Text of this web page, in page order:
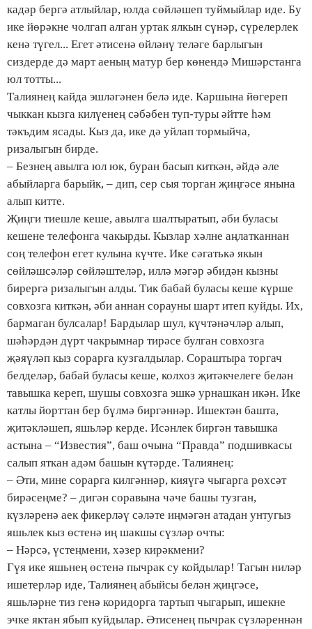
кадәр бергә атлыйлар, юлда сөйләшеп туймыйлар иде. Бу
ике йөрәкне чолгап алган уртак ялкын сүнәр, сүрелерлек
кенә түгел... Егет әтисенә өйләнү теләге барлыгын
сиздерде дә март аеның матур бер көнендә Мишәрстанга
юл тотты...
Талиянең кайда эшләгәнен белә иде. Каршына йөгереп
чыккан кызга килүенең сәбәбен туп-туры әйтте һәм
тәкъдим ясады. Кыз да, ике дә уйлап тормыйча,
ризалыгын бирде.
– Безнең авылга юл юк, буран басып киткән, әйдә әле
абыйларга барыйк, – дип, сер сыя торган җиңгәсе янына
алып китте.
Җиңги тиешле кеше, авылга шалтыратып, әби буласы
кешене телефонга чакырды. Кызлар хәлне аңлатканнан
соң телефон егет кулына күчте. Ике сәгатькә якын
сөйләшсәләр сөйләштеләр, иллә мәгәр әбидән кызны
бирергә ризалыгын алды. Тик бабай буласы кеше күрше
совхозга киткән, әби аннан сорауны шарт итеп куйды. Их,
бармаган булсалар! Бардылар шул, күчтәнәчләр алып,
шәһәрдән дүрт чакрымнар тирәсе булган совхозга
җәяүләп кыз сорарга кузгалдылар. Сораштыра торгач
белделәр, бабай буласы кеше, колхоз җитәкчелеге белән
тавышка кереп, шушы совхозга эшкә урнашкан икән. Ике
катлы йорттан бер бүлмә биргәннәр. Ишектән башта,
җитәкләшеп, яшьләр керде. Исәнлек биргән тавышка
астына – “Известия”, баш очына “Правда” подшивкасы
салып яткан адәм башын күтәрде. Талиянең:
– Әти, мине сорарга килгәннәр, кияүгә чыгарга рөхсәт
бирәсеңме? – дигән соравына чәче башы тузган,
күзләренә аек фикерләү сәләте иңмәгән атадан унтугыз
яшьлек кыз өстенә иң шакшы сүзләр очты:
– Нәрсә, үстеңмени, хәзер кирәкмени?
Гүя ике яшьнең өстенә пычрак су койдылар! Тагын ниләр
ишетерләр иде, Талиянең абыйсы белән җиңгәсе,
яшьләрне тиз генә коридорга тартып чыгарып, ишекне
эчке яктан ябып куйдылар. Әтисенең пычрак сүзләреннән